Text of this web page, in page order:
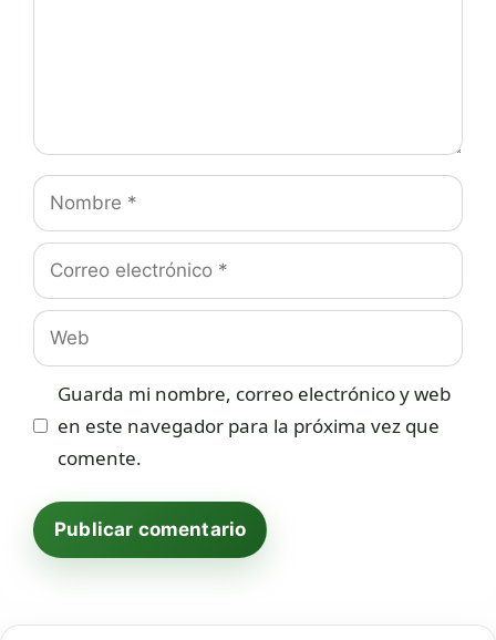
Nombre
Correo
electrónico
Web
Guarda mi nombre, correo electrónico y web
en este navegador para la próxima vez que
comente.